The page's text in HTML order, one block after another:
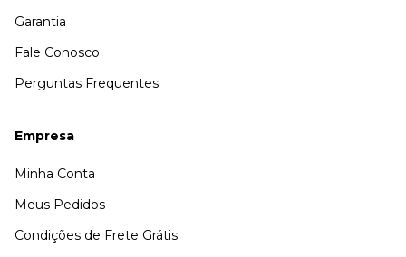
Garantia
Fale Conosco
Perguntas Frequentes
Empresa
Minha Conta
Meus Pedidos
Condições de Frete Grátis